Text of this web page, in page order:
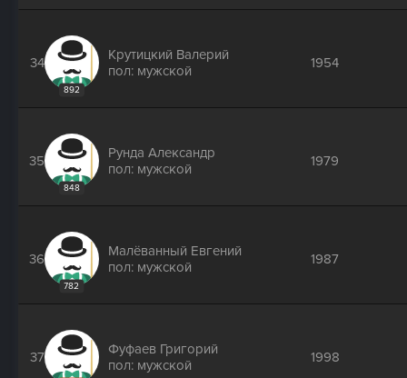
34
892
Крутицкий Валерий
пол: мужской
1954
35
848
Рунда Александр
пол: мужской
1979
36
782
Малёванный Евгений
пол: мужской
1987
37
Фуфаев Григорий
пол: мужской
1998